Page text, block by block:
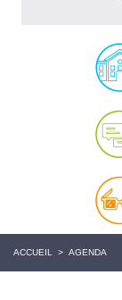
ACCUEIL > AGENDA